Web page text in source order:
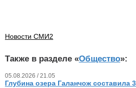
Новости СМИ2
Также в разделе «Общество»:
05.08.2026 / 21.05
Глубина озера Галанчож составила